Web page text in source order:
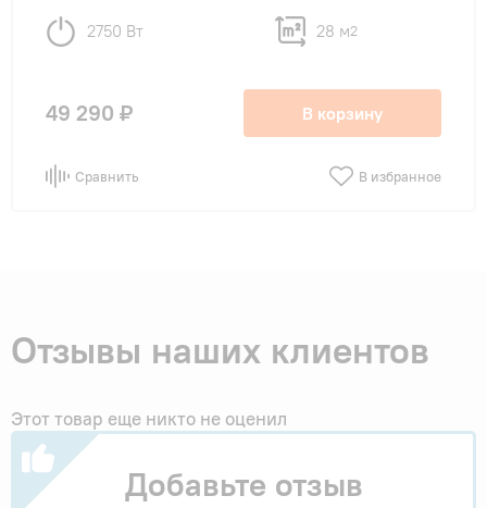
2750 Вт 28 м2
49 290 ₽ В корзину
Сравнить В избранное
Отзывы наших клиентов
Этот товар еще никто не оценил
Добавьте отзыв